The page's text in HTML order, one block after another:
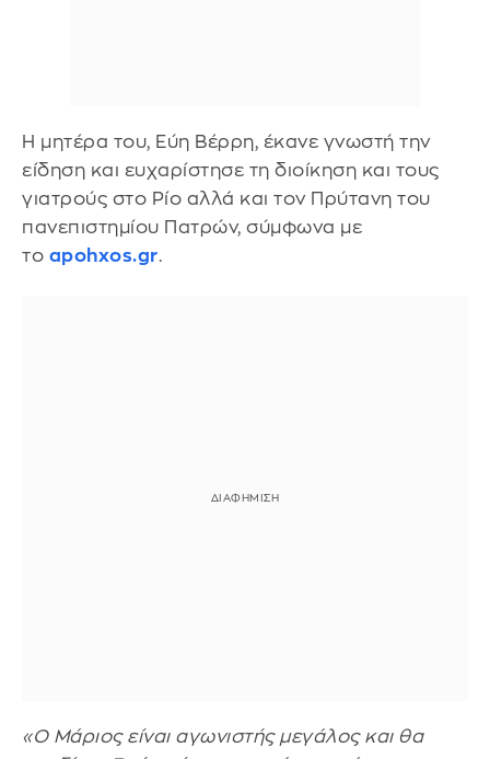
Η μητέρα του, Εύη Βέρρη, έκανε γνωστή την
είδηση και ευχαρίστησε τη διοίκηση και τους
γιατρούς στο Ρίο αλλά και τον Πρύτανη του
πανεπιστημίου Πατρών, σύμφωνα με
το apohxos.gr.
«Ο Μάριος είναι αγωνιστής μεγάλος και θα